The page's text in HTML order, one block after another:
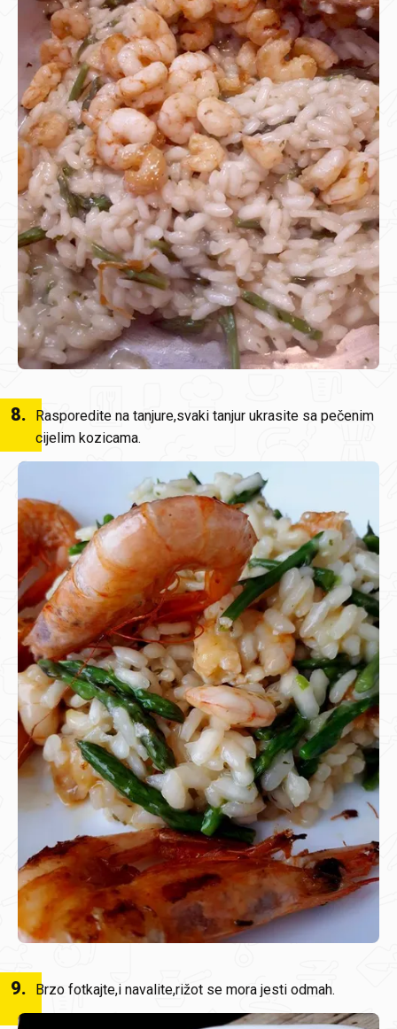
8.
Rasporedite na tanjure,svaki tanjur ukrasite sa pečenim
cijelim kozicama.
9. Brzo fotkajte,i navalite,rižot se mora jesti odmah.